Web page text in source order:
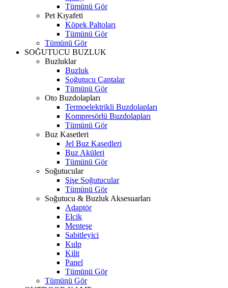
Tümünü Gör
Pet Kıyafeti
Köpek Paltoları
Tümünü Gör
Tümünü Gör
SOĞUTUCU BUZLUK
Buzluklar
Buzluk
Soğutucu Çantalar
Tümünü Gör
Oto Buzdolapları
Termoelektrikli Buzdolapları
Kompresörlü Buzdolapları
Tümünü Gör
Buz Kasetleri
Jel Buz Kasedleri
Buz Aküleri
Tümünü Gör
Soğutucular
Şişe Soğutucular
Tümünü Gör
Soğutucu & Buzluk Aksesuarları
Adaptör
Elcik
Menteşe
Sabitleyici
Kulp
Kilit
Panel
Tümünü Gör
Tümünü Gör